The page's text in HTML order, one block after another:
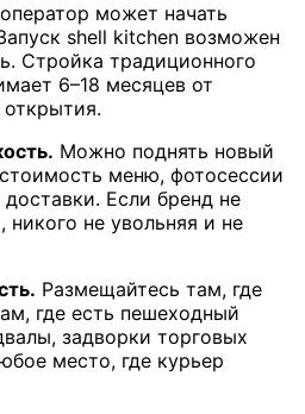
может начать
shell kitchen возможен
Стройка традиционного
6–18 месяцев от
Можно поднять новый
меню, фотосессии
Если бренд не
не увольняя и не
Размещайтесь там, где
где есть пешеходный
задворки торговых
место, где курьер